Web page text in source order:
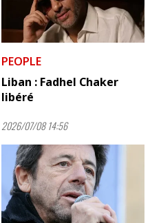
PEOPLE
Liban : Fadhel Chaker
libéré
2026/07/08 14:56